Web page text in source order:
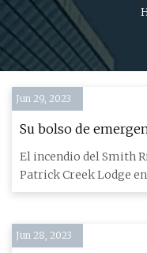
Jun 29, 2023
Su bolso de
esenciales de preparación; lista de
incendios
El incendio del Smith
Patrick Creek Lodge
agosto de 2023.
Jun 28, 2023